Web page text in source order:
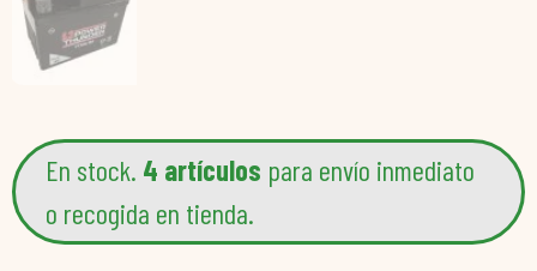
En stock. 4 artículos para envío inmediato
o recogida en tienda.